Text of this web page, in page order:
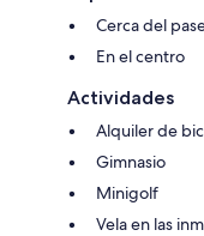
Cerca del
En el centro
Actividades
Alquiler de
Gimnasio
Minigolf
Vela en las